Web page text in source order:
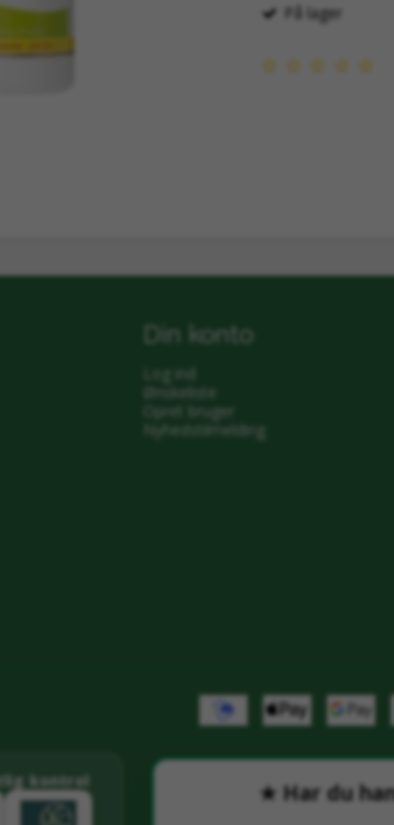
På lager
Din konto
Log ind
Ønskeliste
Opret bruger
Nyhedstilmelding